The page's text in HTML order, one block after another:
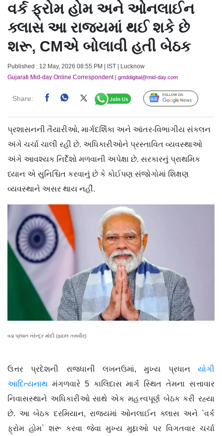
વર્ક ફ્રોમ હોમ અને ઓનલાઈન
ક્લાસ આ રાજ્યમાં થઈ શકે છે
શરૂ, CMએ બોલાવી હતી બેઠક
Published : 12 May, 2026 08:55 PM | IST | Lucknow
Gujarati Mid-day Online Correspondent| gmddigital@mid-day.com
Share: Follow Us
પ્રશાસનની તૈયારીઓ, માર્ગદર્શિકા અને આંતર-વિભાગીય સંકલન
અંગે ચર્ચા ચાલી રહી છે. અધિકારીઓને પ્રસ્તાવિત વ્યવસ્થાઓ
અંગે આવશ્યક નિર્દેશો મળવાની અપેક્ષા છે. સરકારનું પ્રાથમિક
ધ્યાન એ સુનિશ્ચિત કરવાનું છે કે કોઈપણ સંજોગોમાં શિક્ષણ
વ્યવસ્થાને અસર થાય નહીં.
વડા પ્રધાન નરેન્દ્ર મોદી (ફાઇલ તસવીર)
ઉત્તર પ્રદેશની રાજધાની લખનઉમાં, મુખ્ય પ્રધાન યોગી
આદિત્યનાથ મંગળવારે 5 કાલિદાસ માર્ગ સ્થિત તેમના સત્તાવાર
નિવાસસ્થાને અધિકારીઓ સાથે એક મહત્ત્વપૂર્ણ બેઠક કરી રહ્યા
છે. આ બેઠક દરમિયાન, રાજ્યમાં ઓનલાઈન ક્લાસ અને `વર્ક
ફ્રોમ હોમ` શરૂ કરવા જેવા મુખ્ય મુદ્દાઓ પર વિગતવાર ચર્ચા